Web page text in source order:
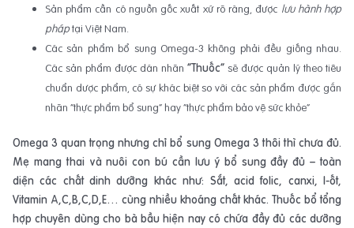
Sản phẩm cần có nguồn gốc xuất xứ rõ ràng, được lưu hành hợp
pháptại Việt Nam.
Các sản phẩm bổ sung Omega-3 không phải đều giống nhau.
Các sản phẩm được dán nhãn“Thuốc” sẽ được quản lý theo tiêu
chuẩn dược phẩm, có sự khác biệt so với các sản phẩm được gắn
nhãn “thực phẩm bổ sung” hay “thực phẩm bảo vệ sức khỏe”
Omega 3 quan trọng nhưng chỉ bổ sung Omega 3 thôi thì chưa đủ.
Mẹ mang thai và nuôi con bú cần lưu ý bổ sung đầy đủ – toàn
diện các chất dinh dưỡng khác như: Sắt, acid folic, canxi, I-ốt,
Vitamin A,C,B,C,D,E… cùng nhiều khoáng chất khác. Thuốc bổ tổng
hợp chuyên dùng cho bà bầu hiện nay có chứa đầy đủ các dưỡng